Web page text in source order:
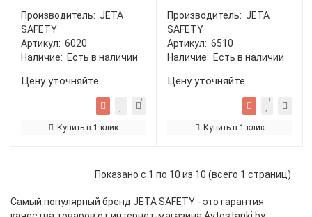
Производитель: JETA
SAFETY
Артикул: 6020
Наличие: Есть в наличии
Цену уточняйте
Купить в 1 клик
Производитель: JETA
SAFETY
Артикул: 6510
Наличие: Есть в наличии
Цену уточняйте
Купить в 1 клик
Показано с 1 по 10 из 10 (всего 1 страниц)
Самый популярный бренд JETA SAFETY - это гарантия